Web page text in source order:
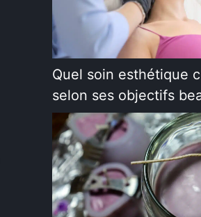
Quel soin esthétique
selon ses objectifs